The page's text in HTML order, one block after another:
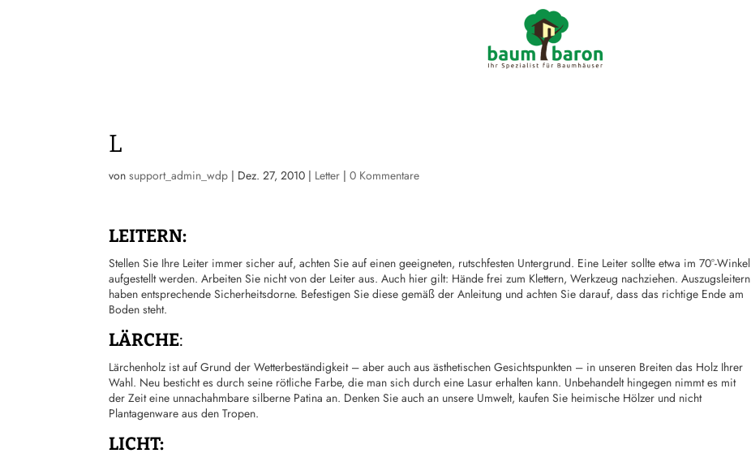
L
vonsupport_admin_wdp | Dez. 27, 2010 | Letter |0 Kommentare
LEITERN:
Stellen Sie Ihre Leiter immer sicher auf, achten Sie auf einen geeigneten, rutschfesten Untergrund. Eine Leiter sollte etwa im 70°-Winkel
aufgestellt werden. Arbeiten Sie nicht von der Leiter aus. Auch hier gilt: Hände frei zum Klettern, Werkzeug nachziehen. Auszugsleitern
haben entsprechende Sicherheitsdorne. Befestigen Sie diese gemäß der Anleitung und achten Sie darauf, dass das richtige Ende am
Boden steht.
LÄRCHE:
Lärchenholz ist auf Grund der Wetterbeständigkeit – aber auch aus ästhetischen Gesichtspunkten – in unseren Breiten das Holz Ihrer
Wahl. Neu besticht es durch seine rötliche Farbe, die man sich durch eine Lasur erhalten kann. Unbehandelt hingegen nimmt es mit
der Zeit eine unnachahmbare silberne Patina an. Denken Sie auch an unsere Umwelt, kaufen Sie heimische Hölzer und nicht
Plantagenware aus den Tropen.
LICHT: